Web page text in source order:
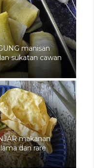
manisan
sukatan cawan
makanan
dan rare